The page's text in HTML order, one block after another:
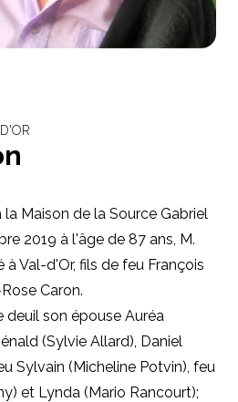
Maison de la Source Gabriel
2019 à l'âge de 87 ans, M.
à Val-d'Or, fils de feu François
Caron.
deuil son épouse Auréa
(Sylvie Allard), Daniel
Sylvain (Micheline Potvin), feu
et Lynda (Mario Rancourt);